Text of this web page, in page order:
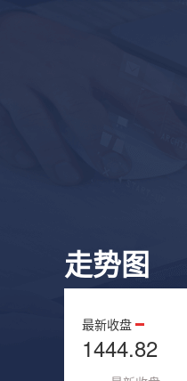
走势图
最新收盘
1444.82